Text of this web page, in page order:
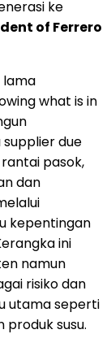
ke
of Ferrero
lama
what is in
due
pasok,
dan
kepentingan
ini
namun
risiko dan
utama seperti
produk susu.